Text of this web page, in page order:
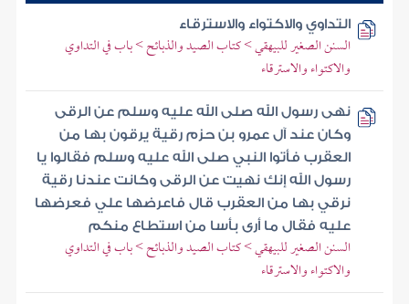
التداوي والاكتواء والاسترقاء
السنن الصغير للبيهقي > كتاب الصيد والذبائح > باب في التداوي
والاكتواء والاسترقاء
نهى رسول الله صلى الله عليه وسلم عن الرقى
وكان عند آل عمرو بن حزم رقية يرقون بها من
العقرب فأتوا النبي صلى الله عليه وسلم فقالوا يا
رسول الله إنك نهيت عن الرقى وكانت عندنا رقية
نرقي بها من العقرب قال فاعرضها علي فعرضها
عليه فقال ما أرى بأسا من استطاع منكم
السنن الصغير للبيهقي > كتاب الصيد والذبائح > باب في التداوي
والاكتواء والاسترقاء